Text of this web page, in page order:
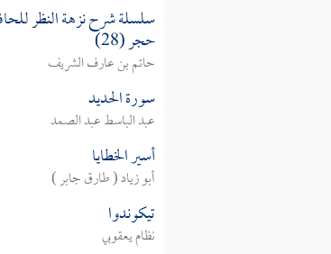
سلسلة شرح نزهة النظر
حجر (28)
حاتم بن عارف الشريف
سورة الحديد
عبد الباسط عبد الصمد
أسير الخطايا
أبو زياد ( طارق جابر )
تيكوندوا
نظام يعقوبي